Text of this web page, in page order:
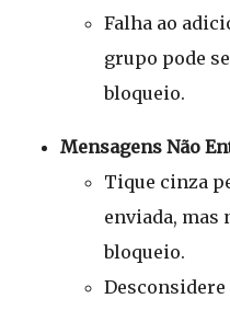
Falha ao
grupo pode
bloqueio.
Mensagens Não
Tique cinza
enviada, mas
bloqueio.